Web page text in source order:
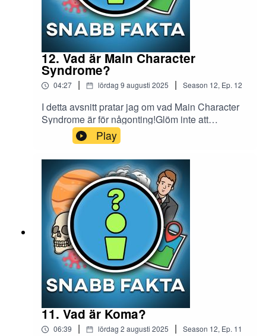
12. Vad är Main Character
Syndrome?
04:27 | lördag 9 augusti 2025 | Season 12, Ep. 12
I detta avsnitt pratar jag om vad Main Character
Syndrome är för någonting!Glöm inte att
prenumerera på min Youtube-kanal Snabb
Fakta.Instagram: snabb.faktaTIKTOK:
riktigasnabbfaktaMail:
snabbfakta1@gmail.comMin andra podcast
Midnattståget - Creepypastor från
internet:https://open.spotify.com/show/2aevEEW
b9Bv1KoKvzptUaj
Play
11. Vad är Koma?
06:39 | lördag 2 augusti 2025 | Season 12, Ep. 11